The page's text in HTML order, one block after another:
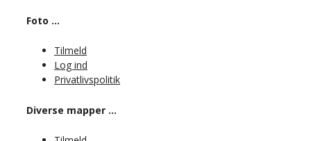
Foto …
Tilmeld
Log ind
Privatlivspolitik
Diverse mapper …